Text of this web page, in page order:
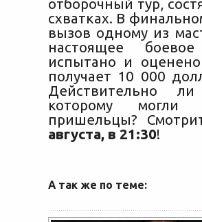
отборочный тур,
схватках. В
вызов одному из
настоящее
испытано и
получает 10 000
Действительно
которому
пришельцы?
августа, в 21:30!
А так же по теме: